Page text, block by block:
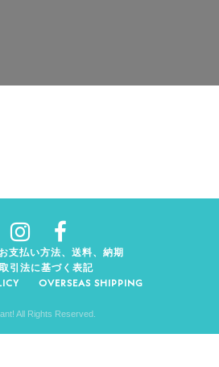
お支払い方法、送料、納期
引法に基づく表記
OVERSEAS SHIPPING
All Rights Reserved.